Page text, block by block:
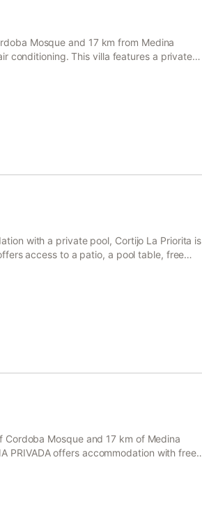
Mosque and 17 km from Medina
conditioning. This villa features a private
WiFi and free private parking.
with a private pool, Cortijo La Priorita is
access to a patio, a pool table, free
can make use of a garden.
Mosque and 17 km of Medina
PRIVADA offers accommodation with free
swimming pool and a garden.